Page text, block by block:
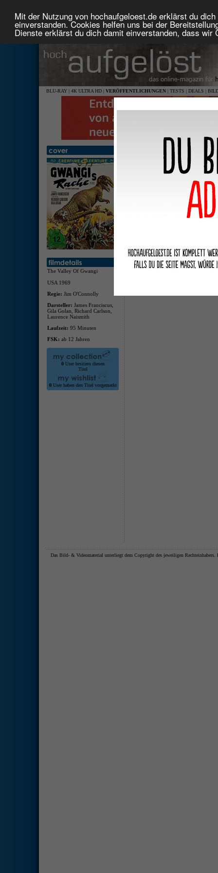
Mit der Nutzung von hochaufgeloest.de erklärst du
einverstanden. Cookies helfen uns bei der
Dienste erklärst du dich damit einverstanden, dass
BLU-RAY | 4K ULTRA HD | VERÖFFENTLICHUNGEN | TESTS | DEALS |
The Valley Of Gwangi
USA 1969
Regie: Jim O'Connolly
Darsteller: James Franciscus,
Gila Golan, Richard Carlson,
Laurence Naismith
Laufzeit: 95 Minuten
FSK: ab 12 Jahren
0User besitzen diesen
Titel
0User haben den Titel vorgemerkt
Gwangis Rache (Creature
Das Bild- & Videomaterial unterliegt dem Copyright des jeweiligen